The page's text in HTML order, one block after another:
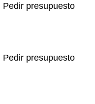
Pedir presupuesto
Pedir presupuesto